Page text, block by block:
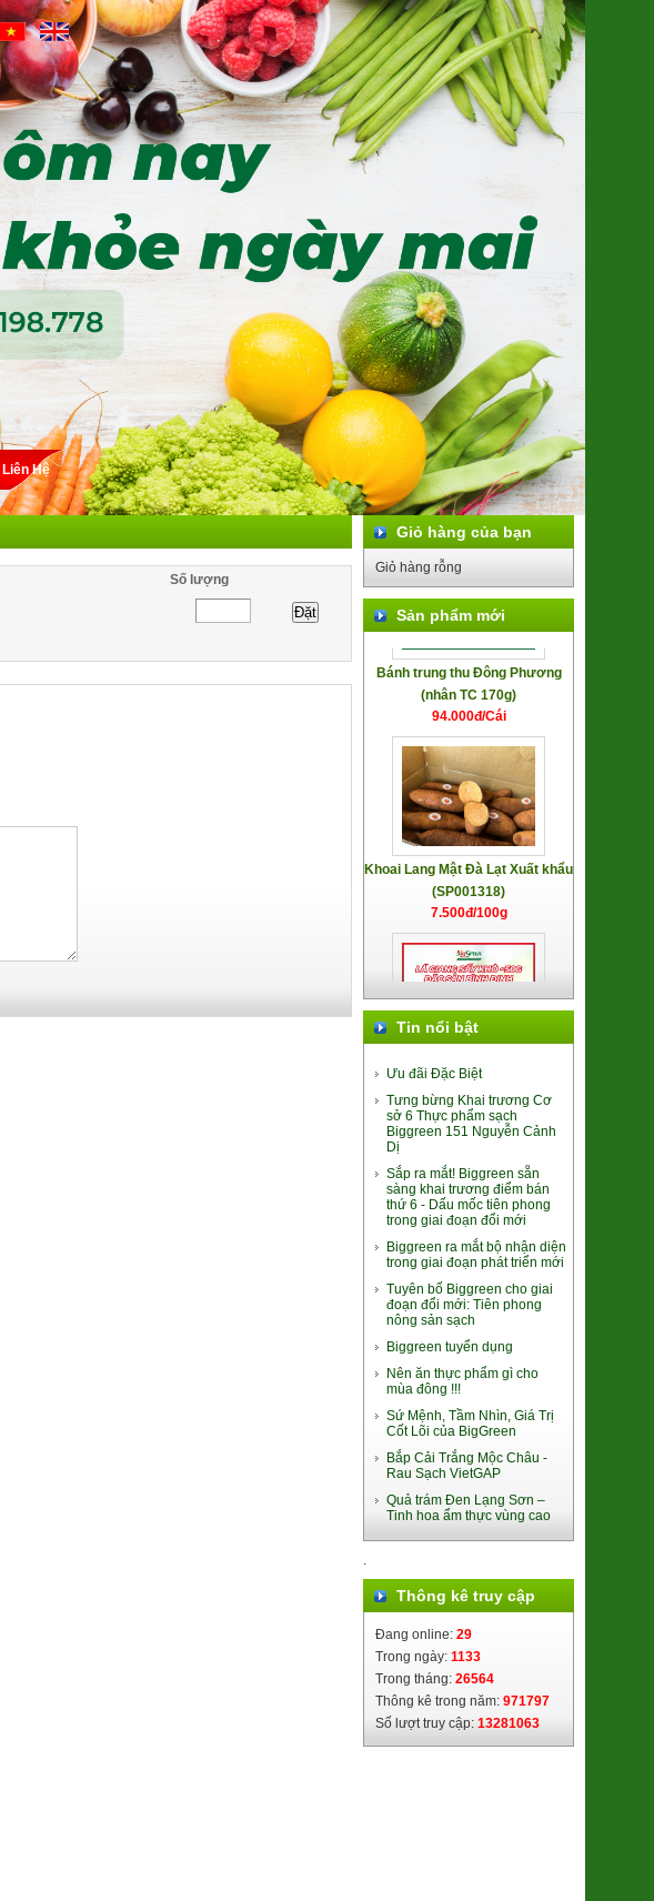
Liên Hệ
Số lượng
Giỏ hàng của bạn
Giỏ hàng rỗng
Sản phẩm mới
Trứng gà Thảo dược Hùng Mười
56.000đ/Hộp 10 quả
(nhân TC 170g)
94.000đ/Cái
Khoai Lang Mật Đà Lạt Xuất khẩu
(SP001318)
7.500đ/100g
Lá Giang Khô Bình Định
(SP010245)
39.000đ/Hộp
Súp lơ xanh Baby Đà Lạt
(2611048)
9.000đ/100g
Nghệ Nano Curcumin (Gel)
(8938512491448)
380.000đ/Hộp
Ổi Di trạch (2621122)
48.000đ/Kg
Tin nổi bật
Ưu đãi Đặc Biệt
Tưng bừng Khai trương Cơ
sở 6 Thực phẩm sạch
Biggreen 151 Nguyễn Cảnh
Dị
Sắp ra mắt! Biggreen sẵn
sàng khai trương điểm bán
thứ 6 - Dấu mốc tiên phong
trong giai đoạn đổi mới
Biggreen ra mắt bộ nhận diện
trong giai đoạn phát triển mới
Tuyên bố Biggreen cho giai
đoạn đổi mới: Tiên phong
nông sản sạch
Biggreen tuyển dụng
Nên ăn thực phẩm gì cho
mùa đông !!!
Sứ Mệnh, Tầm Nhìn, Giá Trị
Cốt Lõi của BigGreen
Bắp Cải Trắng Mộc Châu -
Rau Sạch VietGAP
Quả trám Đen Lạng Sơn –
Tinh hoa ẩm thực vùng cao
.
Thông kê truy cập
Đang online: 29
Trong ngày: 1133
Trong tháng: 26564
Thông kê trong năm: 971797
Số lượt truy cập: 13281063